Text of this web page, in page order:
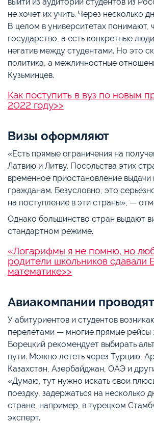
не хочет их учить. Через несколько
В целом в университетах понимают,
государство, а есть конкретные
негатив между студентами. Но это
политика, а межличностные
Кузьминцев.
Как поступить в вуз по новым
2022 году>>
Визы оформляют
«Есть прямые ограничения на
Латвию и Литву. Посольства этих
временное приостановление выдачи
гражданам. Безусловно, это
на поступление в эти страны», —
Однако большинство стран выдают
стандартном режиме.
«Логарифмы я не помню, но
родители школьников сдавали
математике>>
Авиакомпании
У абитуриентов и студентов
перелётами — многие прямые рейсы
Борецкий рекомендует выбирать
пути. Можно лететь через Турцию,
Казахстан, Азербайджан, ОАЭ и
«Думаю, тут нужно искать свои
поездку, задержаться на несколько
стране, например, в турецком
эксперт.